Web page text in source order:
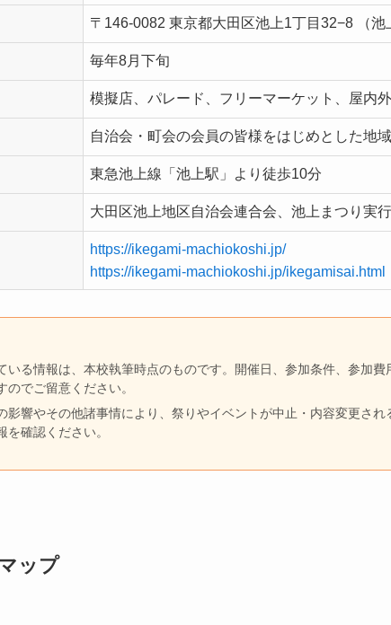
〒146-0082 東京都大田区池上1丁目32−8 （池
毎年8月下旬
模擬店、パレード、フリーマーケット、屋内
自治会・町会の会員の皆様をはじめとした地
東急池上線「池上駅」より徒歩10分
大田区池上地区自治会連合会、池上まつり実
https://ikegami-machiokoshi.jp/
https://ikegami-machiokoshi.jp/ikegamisai.html
いる情報は、本校執筆時点のものです。開催日、参加条件、参加
のでご留意ください。
影響やその他諸事情により、祭りやイベントが中止・内容変更さ
を確認ください。
ップ